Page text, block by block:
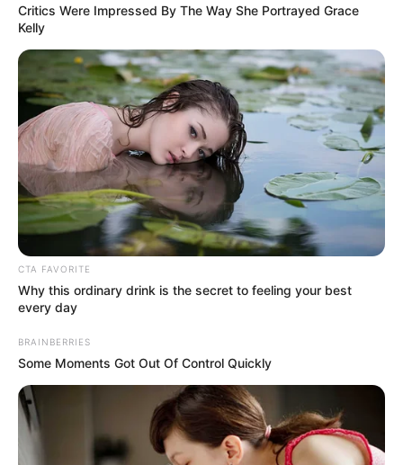
Critics Were Impressed By The Way She Portrayed Grace
Kelly
CTA FAVORITE
Why this ordinary drink is the secret to feeling your best
every day
BRAINBERRIES
Some Moments Got Out Of Control Quickly